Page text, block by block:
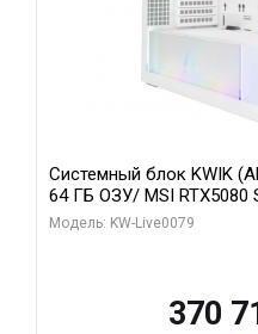
Системный блок KWIK
64 ГБ ОЗУ/ MSI RTX5080
256bit 3xDP HDMI/ 960 ГБ
Модель: KW-Live0079
370